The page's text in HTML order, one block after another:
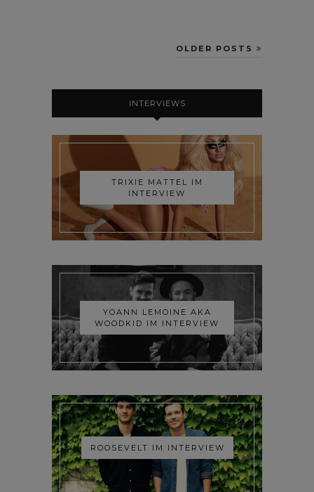
OLDER POSTS
INTERVIEWS
TRIXIE MATTEL IM
INTERVIEW
YOANN LEMOINE AKA
WOODKID IM INTERVIEW
ROOSEVELT IM INTERVIEW